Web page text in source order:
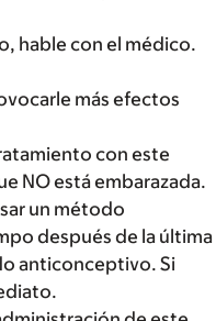
hable con el médico.
más efectos
con este
NO está embarazada.
un método
después de la última
anticonceptivo. Si